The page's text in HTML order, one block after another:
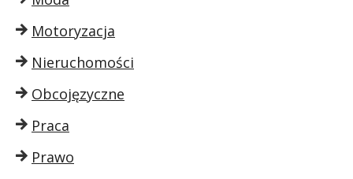
Motoryzacja
Nieruchomości
Obcojęzyczne
Praca
Prawo